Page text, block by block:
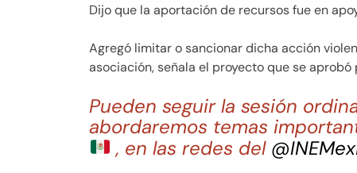
Dijo que la aportación de recursos fue en
Agregó limitar o sancionar dicha acción
asociación, señala el proyecto que se aprobó
Pueden seguir la sesión
abordaremos temas
, en las redes del